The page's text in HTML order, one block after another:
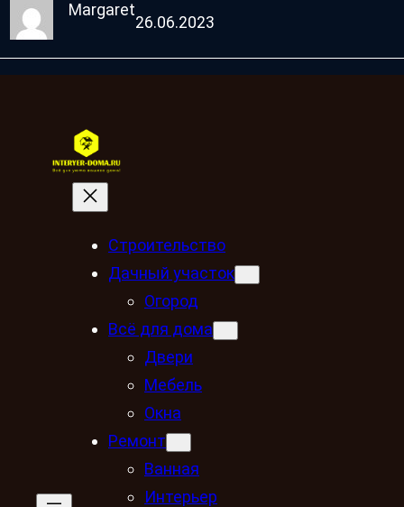
Margaret
26.06.2023
Строительство
Дачный участок
Огород
Всё для дома
Двери
Мебель
Окна
Ремонт
Ванная
Интерьер